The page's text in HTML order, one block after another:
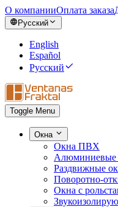
О компанииОплата заказа
Русский
English
Español
Русский
Toggle Menu
Окна
Окна ПВХ
Алюминиевые
Раздвижные
Поворотно-
Окна с